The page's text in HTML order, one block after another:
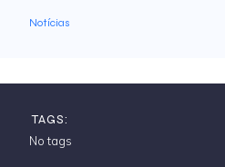
Notícias
TAGS:
No tags